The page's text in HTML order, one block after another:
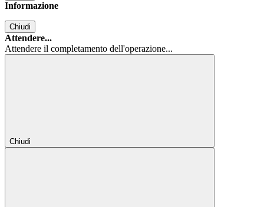
Informazione
Chiudi
Attendere...
Attendere il completamento dell'operazione...
Chiudi